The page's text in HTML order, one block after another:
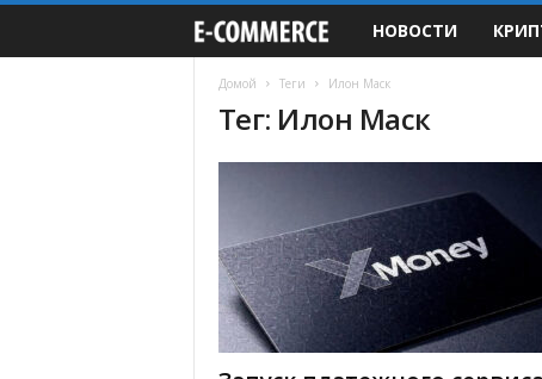
-
C
m
m
НОВОСТИ
Домой Теги Илон Маск
Тег: Илон Маск